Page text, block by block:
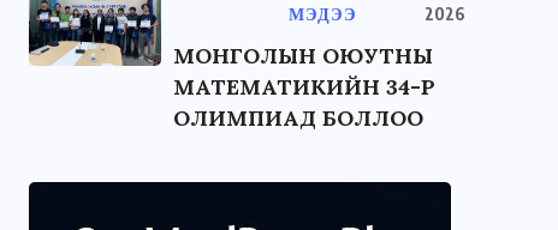
МЭДЭЭ
2026
МОНГОЛЫН ОЮУТНЫ
МАТЕМАТИКИЙН 34-Р
ОЛИМПИАД БОЛЛОО